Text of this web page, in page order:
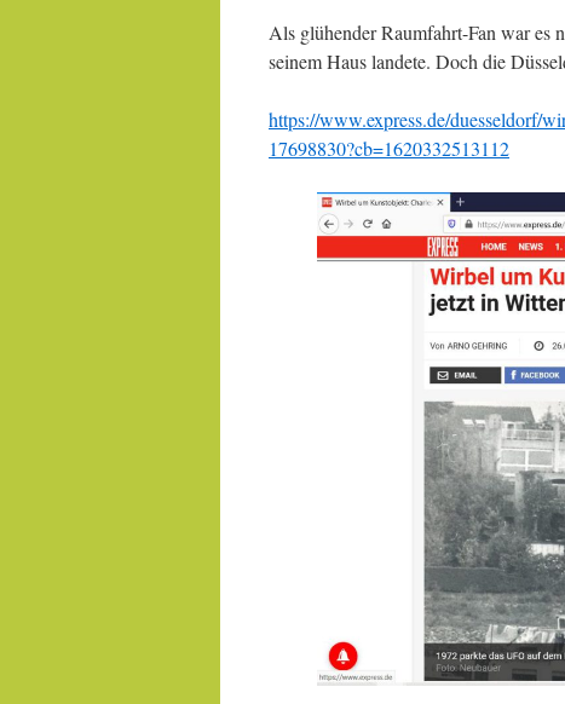
Als glühender Raumfahrt-Fan war es
seinem Haus landete. Doch die
https://www.express.de/duesseldorf/
17698830?cb=1620332513112